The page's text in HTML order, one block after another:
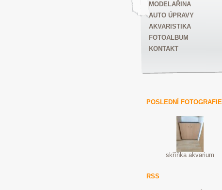
MODELAŘINA
AUTO ÚPRAVY
AKVARISTIKA
FOTOALBUM
KONTAKT
POSLEDNÍ FOTOGRAFIE
skříňka akvarium
RSS